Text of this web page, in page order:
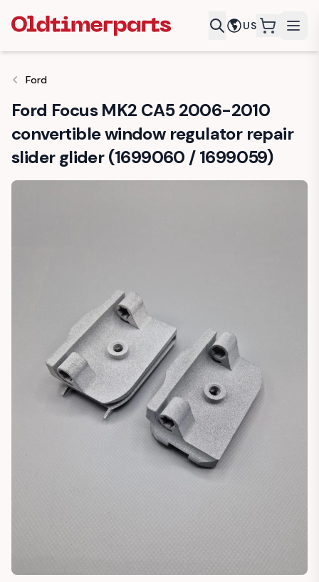
US
Ford
Ford Focus MK2 CA5 2006-2010
convertible window regulator repair
slider glider (1699060 / 1699059)